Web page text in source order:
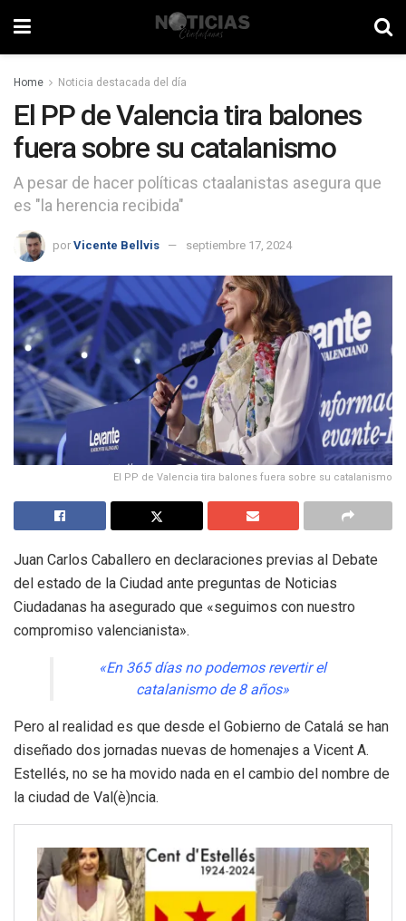
Home Noticia destacada del día
El PP de Valencia tira balones
fuera sobre su catalanismo
A pesar de hacer políticas ctaalanistas asegura que
es "la herencia recibida"
por Vicente Bellvis septiembre 17, 2024
El PP de Valencia tira balones fuera sobre su catalanismo
Juan Carlos Caballero en declaraciones previas al Debate
del estado de la Ciudad ante preguntas de Noticias
Ciudadanas ha asegurado que «seguimos con nuestro
compromiso valencianista».
«En 365 días no podemos revertir el
catalanismo de 8 años»
Pero al realidad es que desde el Gobierno de Catalá se han
diseñado dos jornadas nuevas de homenajes a Vicent A.
Estellés, no se ha movido nada en el cambio del nombre de
la ciudad de Val(è)ncia.